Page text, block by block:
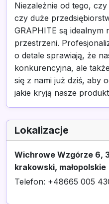
Niezależnie od tego,
czy duże
GRAPHITE są idealnym
przestrzeni.
o detale sprawiają, że
konkurencyjna, ale
się z nami już dziś, aby
jakie kryją nasze
Lokalizacje
Wichrowe Wzgórze 6,
krakowski, małopolskie
Telefon: +48665 005